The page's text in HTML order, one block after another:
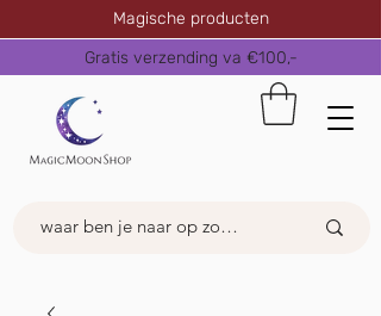
Magische producten
Gratis verzending va €100,-